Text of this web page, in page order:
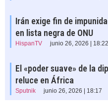
Irán exige fin de
en lista negra de ONU
HispanTV junio 26, 2026 | 18:22
El «poder suave» de la
reluce en África
Sputnik junio 26, 2026 | 18:17